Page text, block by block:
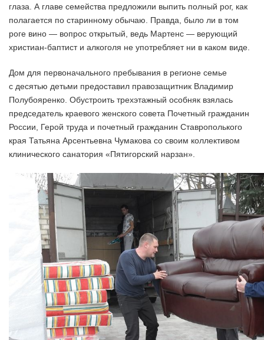
глаза. А главе семейства предложили выпить полный рог, как
полагается по старинному обычаю. Правда, было ли в том
роге вино — вопрос открытый, ведь Мартенс — верующий
христиан-баптист и алкоголя не употребляет ни в каком виде.
Дом для первоначального пребывания в регионе семье
с десятью детьми предоставил правозащитник Владимир
Полубояренко. Обустроить трехэтажный особняк взялась
председатель краевого женского совета Почетный гражданин
России, Герой труда и почетный гражданин Ставрополького
края Татьяна Арсентьевна Чумакова со своим коллективом
клинического санатория «Пятигорский нарзан».